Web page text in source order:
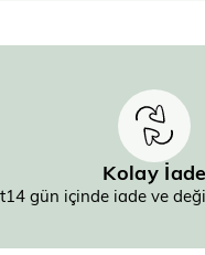
Kolay İade
14 gün içinde iade ve